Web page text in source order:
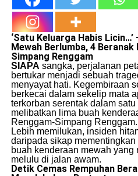
‘Satu Keluarga Habis
Mewah Berlumba, 4
Simpang Renggam
SIAPA sangka, perjalanan
bertukar menjadi sebuah
menyayat hati. Kegembiraan
berkecai dalam sekelip mata
terkorban serentak dalam
melibatkan lima buah
Renggam-Simpang Renggam.
​Lebih memilukan, insiden
daripada sikap
buah kenderaan mewah
melulu di jalan awam.
Detik Cemas Rempuhan